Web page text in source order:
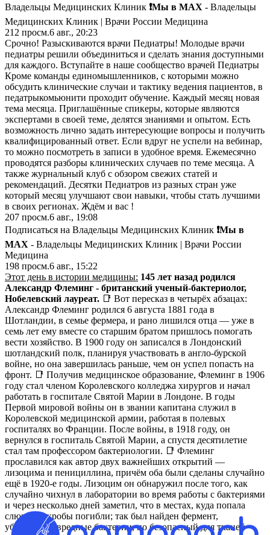
Владельцы Медицинских Клиник ❗️Мы в MAX - Владельцы
Медицинских Клиник | Врачи России Медицина
212 просм.6 авг., 20:23
Срочно! Разыскиваются врачи Педиатры! Молодые врачи
педиатры решили объединиться и сделать знания доступными
для каждого. Вступайте в наше сообщество врачей Педиатры
Кроме команды единомышленников, с которыми можно
обсудить клинические случаи и тактику ведения пациентов, в
педатрыкомьюнити проходит обучение. Каждый месяц новая
тема месяца. Приглашённые спикеры, которые являются
экспертами в своей теме, делятся знаниями и опытом. Есть
возможность лично задать интересующие вопросы и получить
квалифицированный ответ. Если вдруг не успели на вебинар,
то можно посмотреть в записи в удобное время. Ежемесячно
проводятся разборы клинических случаев по теме месяца. А
также журнальный клуб с обзором свежих статей и
рекомендаций. Десятки Педиатров из разных стран уже
который месяц улучшают свои навыки, чтобы стать лучшими
в своих регионах. Ждём и вас !
207 просм.6 авг., 19:08
Подписаться на Владельцы Медицинских Клиник ❗️Мы в
MAX - Владельцы Медицинских Клиник | Врачи России
Медицина
198 просм.6 авг., 15:22
Этот день в истории медицины: 145 лет назад родился
Александр Флеминг - британский ученый-бактериолог,
Нобелевский лауреат. 📑 Вот пересказ в четырёх абзацах:
Александр Флеминг родился 6 августа 1881 года в
Шотландии, в семье фермера, и рано лишился отца — уже в
семь лет ему вместе со старшим братом пришлось помогать
вести хозяйство. В 1900 году он записался в Лондонский
шотландский полк, планируя участвовать в англо-бурской
войне, но она завершилась раньше, чем он успел попасть на
фронт. 📑 Получив медицинское образование, Флеминг в 1906
году стал членом Королевского колледжа хирургов и начал
работать в госпитале Святой Марии в Лондоне. В годы
Первой мировой войны он в звании капитана служил в
Королевской медицинской армии, работая в полевых
госпиталях во Франции. После войны, в 1918 году, он
вернулся в госпиталь Святой Марии, а спустя десятилетие
стал там профессором бактериологии. 📑 Флеминг
прославился как автор двух важнейших открытий —
лизоцима и пенициллина, причём оба были сделаны случайно
ещё в 1920-е годы. Лизоцим он обнаружил после того, как
случайно чихнул в лаборатории во время работы с бактериями
и через несколько дней заметил, что в местах, куда попала
слюна, микробы погибли; так был найден фермент,
убивающий вредные бактерии, но безопасный для тканей